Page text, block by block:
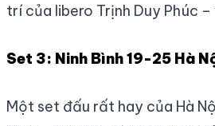
trí của libero Trịnh Duy Phúc
Set 3: Ninh Bình 19-25 Hà
Một set đấu rất hay của Hà